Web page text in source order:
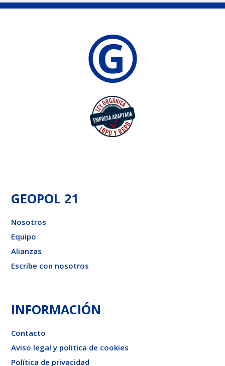
GEOPOL 21
Nosotros
Equipo
Alianzas
Escribe con nosotros
INFORMACIÓN
Contacto
Aviso legal y politica de cookies
Política de privacidad